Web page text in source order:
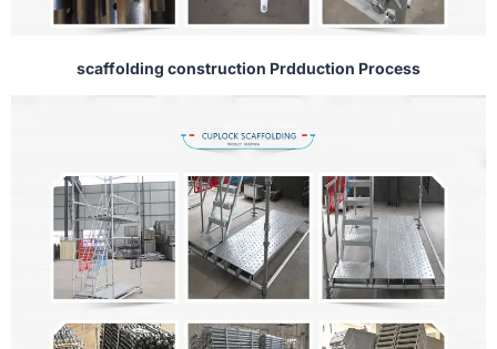
scaffolding construction Prdduction Process